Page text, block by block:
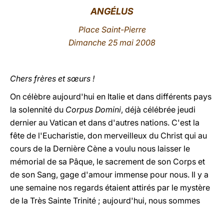
ANGÉLUS
Place Saint-Pierre
Dimanche 25 mai 2008
Chers frères et sœurs !
On célèbre aujourd'hui en Italie et dans différents pays
la solennité du Corpus Domini, déjà célébrée jeudi
dernier au Vatican et dans d'autres nations. C'est la
fête de l'Eucharistie, don merveilleux du Christ qui au
cours de la Dernière Cène a voulu nous laisser le
mémorial de sa Pâque, le sacrement de son Corps et
de son Sang, gage d'amour immense pour nous. Il y a
une semaine nos regards étaient attirés par le mystère
de la Très Sainte Trinité ; aujourd'hui, nous sommes